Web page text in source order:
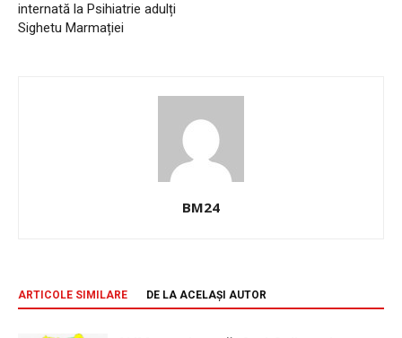
internată la Psihiatrie adulți
Sighetu Marmației
BM24
ARTICOLE SIMILARE DE LA ACELAȘI AUTOR